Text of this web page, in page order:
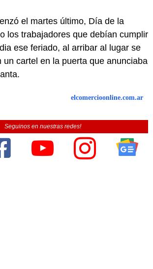
el martes último, Día de la
los trabajadores que debían cumplir
ese feriado, al arribar al lugar se
un cartel en la puerta que anunciaba
elcomercioonline.com.ar
Seguinos en nuestras redes!